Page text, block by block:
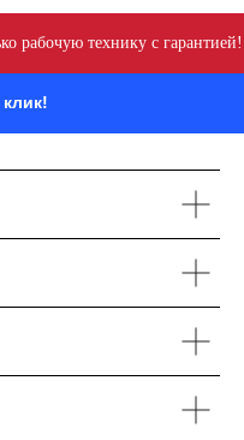
технику с гарантией!